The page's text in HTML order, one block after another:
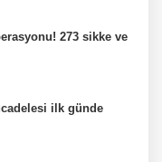
273 sikke ve
ilk günde